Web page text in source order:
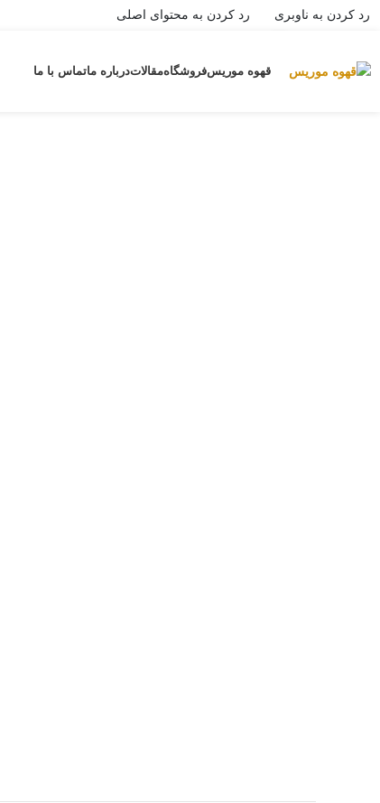
رد کردن به ناوبری رد کردن به محتوای اصلی
قهوه موریسفروشگاهمقالاتدرباره ماتماس با ما